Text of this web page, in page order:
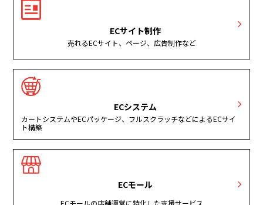
ECサイト制作
売れるECサイト、ページ、広告制作など
ECシステム
カートシステムやECパッケージ、フルスクラッチなどによるECサイ
ト構築
ECモール